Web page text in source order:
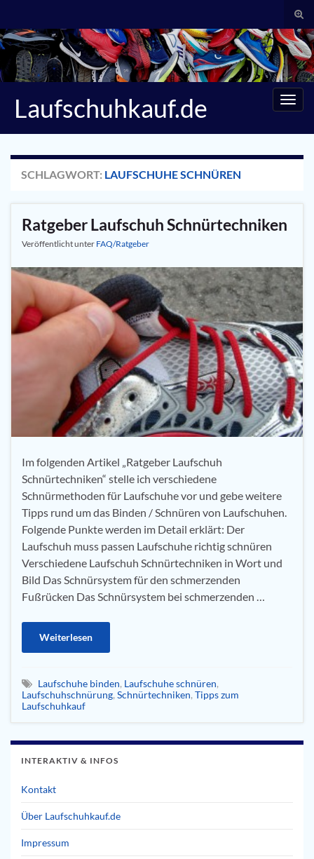
Search for:
Laufschuhkauf.de
SCHLAGWORT: LAUFSCHUHE SCHNÜREN
Ratgeber Laufschuh Schnürtechniken
Veröffentlicht unter FAQ/Ratgeber
Im folgenden Artikel „Ratgeber Laufschuh
Schnürtechniken“ stelle ich verschiedene
Schnürmethoden für Laufschuhe vor und gebe weitere
Tipps rund um das Binden / Schnüren von Laufschuhen.
Folgende Punkte werden im Detail erklärt: Der
Laufschuh muss passen Laufschuhe richtig schnüren
Verschiedene Laufschuh Schnürtechniken in Wort und
Bild Das Schnürsystem für den schmerzenden
Fußrücken Das Schnürsystem bei schmerzenden …
Weiterlesen
Laufschuhe binden, Laufschuhe schnüren,
Laufschuhschnürung,Schnürtechniken,Tipps zum
Laufschuhkauf
INTERAKTIV & INFOS
Kontakt
Über Laufschuhkauf.de
Impressum